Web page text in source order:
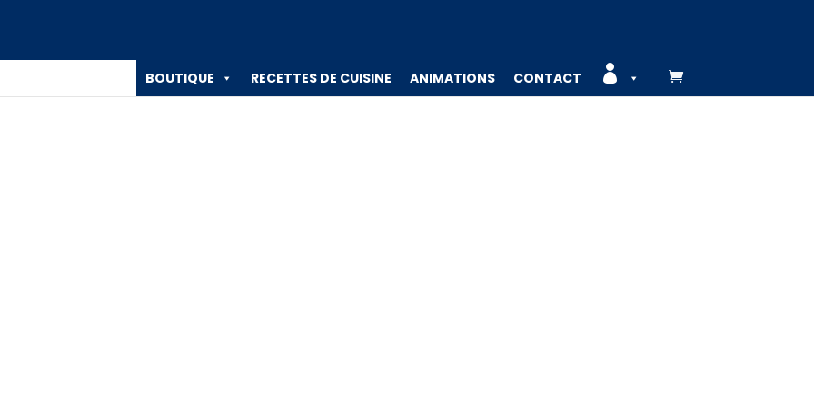
BOUTIQUE RECETTES DE CUISINE ANIMATIONS CONTACT 